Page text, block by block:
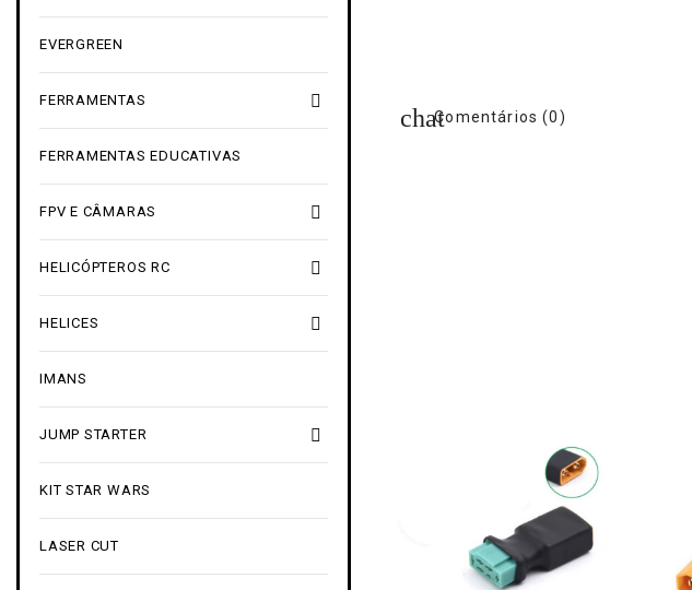
EVERGREEN

FERRAMENTAS
FERRAMENTAS EDUCATIVAS

FPV E CÂMARAS

HELICÓPTEROS RC

HELICES
IMANS

JUMP STARTER
KIT STAR WARS
LASER CUT
Comentários (0)